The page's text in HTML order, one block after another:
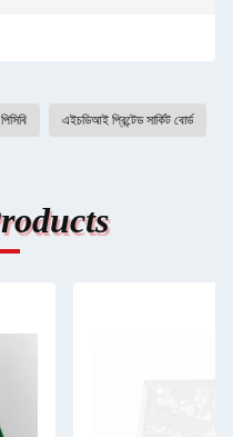
এইচডিআই প্রিন্টেড সার্কিট বোর্ড